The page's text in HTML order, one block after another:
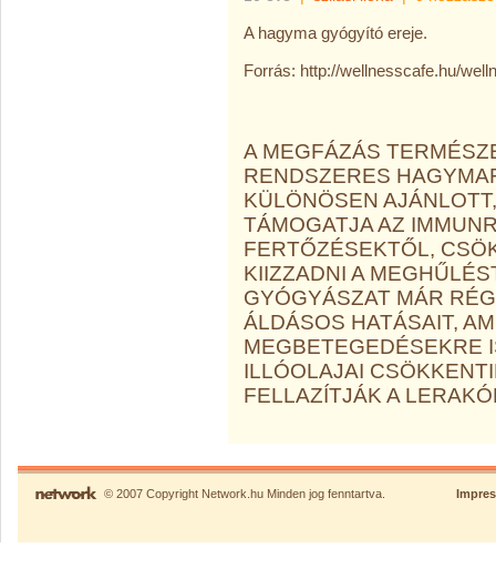
A hagyma gyógyító ereje.
Forrás: http://wellnesscafe.hu/
A MEGFÁZÁS
RENDSZERES
KÜLÖNÖSEN
TÁMOGATJA AZ
FERTŐZÉSEKTŐL,
KIIZZADNI A
GYÓGYÁSZAT MÁR
ÁLDÁSOS HATÁSAIT,
MEGBETEGEDÉSEKRE
ILLÓOLAJAI
FELLAZÍTJÁK A
© 2007 Copyright Network.hu Minden jog fenntartva.